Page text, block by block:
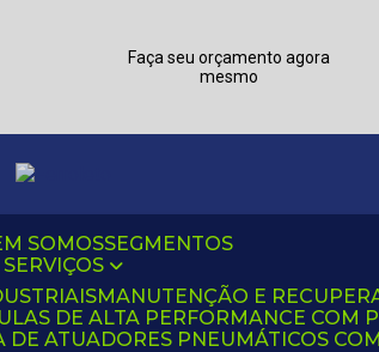
Faça seu orçamento agora
mesmo
SOMOS
SEGMENTOS
SERVIÇOS
MANUTENÇÃO E
DE ALTA PERFORMANCE COM
DE ATUADORES PNEUMÁTICOS